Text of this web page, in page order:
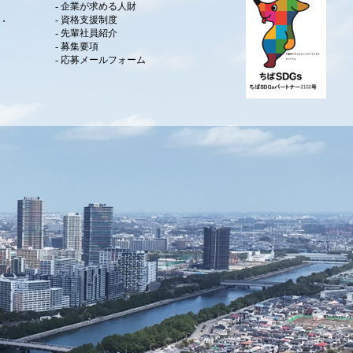
企業が求める人財
資格支援制度
先輩社員紹介
募集要項
応募メールフォーム